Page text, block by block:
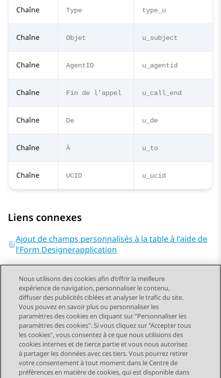
Chaîne Type type_u
Chaîne Objet u_subject
Chaîne AgentID u_agentid
Chaîne Fin de l'appel u_call_end
Chaîne De u_de
Chaîne À u_to
Chaîne UCID u_ucid
Liens connexes
Ajout de champs personnalisés à la table à l'aide de
l'Form Designerapplication
Send Feedback
Navigation par sujet
Sujet précédent Sujet suivant
Nous utilisons des cookies afin d’offrir la meilleure
expérience de navigation, personnaliser le contenu,
diffuser des publicités ciblées et analyser le trafic du site.
Vous pouvez en savoir plus ou personnaliser les
paramètres des cookies en cliquant sur "Personnaliser les
paramètres des cookies". Si vous cliquez sur "Accepter tous
les cookies", vous consentez à ce que nous utilisions des
cookies internes et de tierce partie et vous nous autorisez
à partager les données avec ces tiers. Vous pourrez retirer
votre consentement à tout moment dans le Centre de
préférences en matière de cookies, qui est disponible dans